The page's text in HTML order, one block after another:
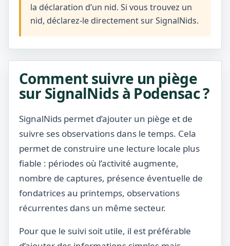
la déclaration d’un nid. Si vous trouvez un
nid, déclarez-le directement sur SignalNids.
Comment suivre un piège
sur SignalNids à Podensac ?
SignalNids permet d’ajouter un piège et de
suivre ses observations dans le temps. Cela
permet de construire une lecture locale plus
fiable : périodes où l’activité augmente,
nombre de captures, présence éventuelle de
fondatrices au printemps, observations
récurrentes dans un même secteur.
Pour que le suivi soit utile, il est préférable